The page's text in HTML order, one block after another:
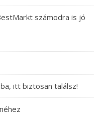
számodra is jó
itt biztosan találsz!